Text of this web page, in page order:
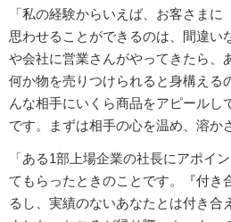
「私の経験からいえば、お客さまに
思わせることができるのは、間違い
や会社に営業さんがやってきたら、
何か物を売りつけられると身構える
んな相手にいくら商品をアピールし
です。まずは相手の心を温め、溶か
「ある1部上場企業の社長にアポイ
てもらったときのことです。『付き
るし、実績のないあなたとは付き合